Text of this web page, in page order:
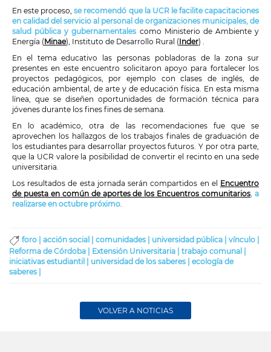
En este proceso,se recomendó que la UCR le facilite capacitaciones
en calidad del servicio al personal de organizaciones municipales, de
salud pública y gubernamentales como Ministerio de Ambiente y
Energía (Minae), Instituto de Desarrollo Rural (Inder) .
En el tema educativo las personas pobladoras de la zona sur
presentes en este encuentro solicitaron apoyo para fortalecer los
proyectos pedagógicos, por ejemplo con clases de inglés, de
educación ambiental, de arte y de educación física. En esta misma
línea, que se diseñen oportunidades de formación técnica para
jóvenes durante los fines fines de semana.
En lo académico, otra de las recomendaciones fue que se
aprovechen los hallazgos de los trabajos finales de graduación de
los estudiantes para desarrollar proyectos futuros. Y por otra parte,
que la UCR valore la posibilidad de convertir el recinto en una sede
universitaria.
Los resultados de esta jornada serán compartidos en el Encuentro
de puesta en común de aportes de los Encuentros comunitarios, a
realizarse en octubre próximo.
foro | acción social | comunidades | universidad pública | vínculo |
Reforma de Córdoba | Extensión Universitaria | trabajo comunal |
iniciativas estudiantil | universidad de los saberes | ecología de
saberes |
VOLVER A NOTICIAS